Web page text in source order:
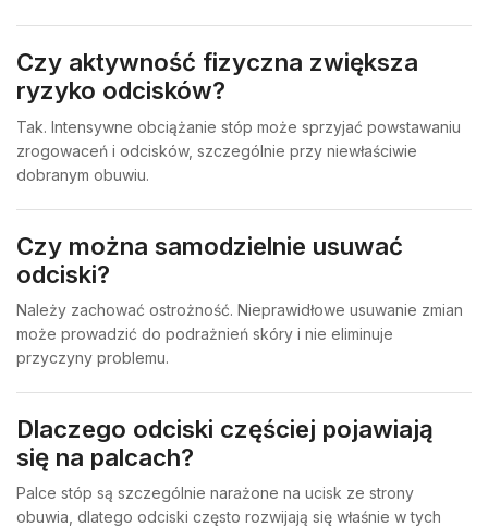
Czy aktywność fizyczna zwiększa
ryzyko odcisków?
Tak. Intensywne obciążanie stóp może sprzyjać powstawaniu
zrogowaceń i odcisków, szczególnie przy niewłaściwie
dobranym obuwiu.
Czy można samodzielnie usuwać
odciski?
Należy zachować ostrożność. Nieprawidłowe usuwanie zmian
może prowadzić do podrażnień skóry i nie eliminuje
przyczyny problemu.
Dlaczego odciski częściej pojawiają
się na palcach?
Palce stóp są szczególnie narażone na ucisk ze strony
obuwia, dlatego odciski często rozwijają się właśnie w tych